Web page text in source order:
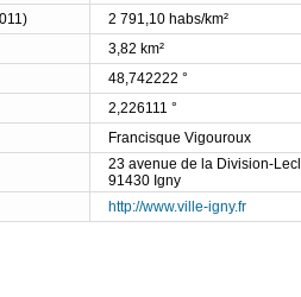
2 791,10 habs/km²
3,82 km²
48,742222 °
2,226111 °
Francisque Vigouroux
23 avenue de la Division-
91430 Igny
http://www.ville-igny.fr